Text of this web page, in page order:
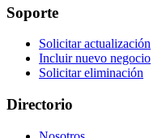
Soporte
Solicitar actualización
Incluir nuevo negocio
Solicitar eliminación
Directorio